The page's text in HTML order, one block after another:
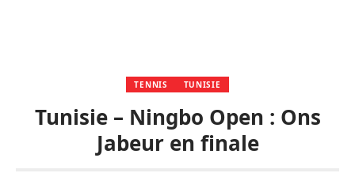
TENNIS TUNISIE
Tunisie – Ningbo Open : Ons
Jabeur en finale